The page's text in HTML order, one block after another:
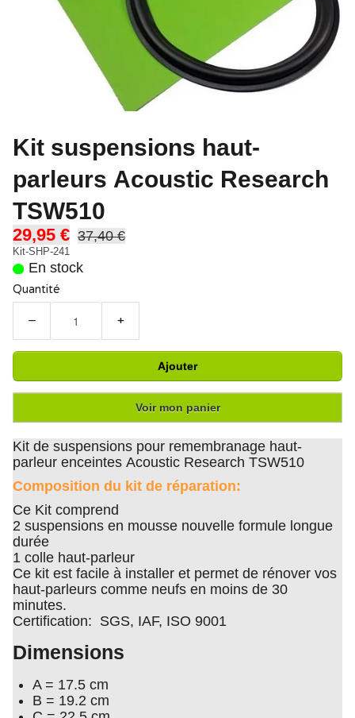
Kit suspensions haut-
parleurs Acoustic Research
TSW510
29,95 € 37,40 €
Kit-SHP-241
En stock
Quantité
− +
Ajouter
Voir mon panier
Kit de suspensions pour remembranage haut-
parleur enceintes Acoustic Research TSW510
Composition du kit de réparation:
Ce Kit comprend
2 suspensions en mousse nouvelle formule longue
durée
1 colle haut-parleur
Ce kit est facile à installer et permet de rénover vos
haut-parleurs comme neufs en moins de 30
minutes.
Certification: SGS, IAF, ISO 9001
Dimensions
A = 17.5 cm
B = 19.2 cm